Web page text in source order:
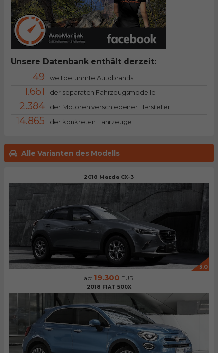
Alle Varianten des Modells
2018 Mazda CX-3
3.0
ab: 19.300 EUR
2018 FIAT 500X
Unsere Datenbank enthält derzeit:
49 weltberühmte Autobrands
1.661 der separaten Fahrzeugsmodelle
2.384 der Motoren verschiedener Hersteller
14.865 der konkreten Fahrzeuge